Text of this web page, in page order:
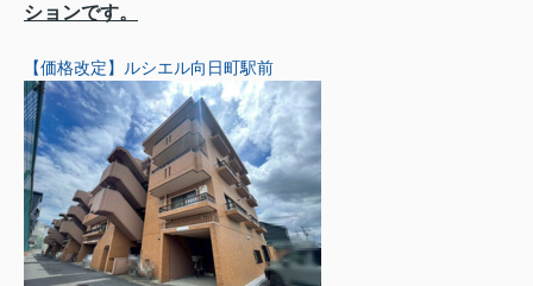
ションです。
【価格改定】ルシエル向日町駅前